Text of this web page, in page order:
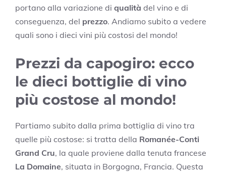
portano alla variazione di qualità del vino e di
conseguenza, del prezzo. Andiamo subito a vedere
quali sono i dieci vini più costosi del mondo!
Prezzi da capogiro: ecco
le dieci bottiglie di vino
più costose al mondo!
Partiamo subito dalla prima bottiglia di vino tra
quelle più costose: si tratta della Romanée-Conti
Grand Cru, la quale proviene dalla tenuta francese
La Domaine, situata in Borgogna, Francia. Questa